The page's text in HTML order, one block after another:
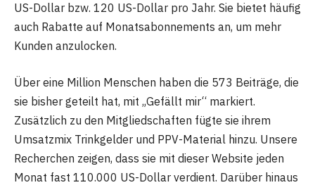
US-Dollar bzw. 120 US-Dollar pro Jahr. Sie bietet häufig
auch Rabatte auf Monatsabonnements an, um mehr
Kunden anzulocken.
Über eine Million Menschen haben die 573 Beiträge, die
sie bisher geteilt hat, mit „Gefällt mir“ markiert.
Zusätzlich zu den Mitgliedschaften fügte sie ihrem
Umsatzmix Trinkgelder und PPV-Material hinzu. Unsere
Recherchen zeigen, dass sie mit dieser Website jeden
Monat fast 110.000 US-Dollar verdient. Darüber hinaus